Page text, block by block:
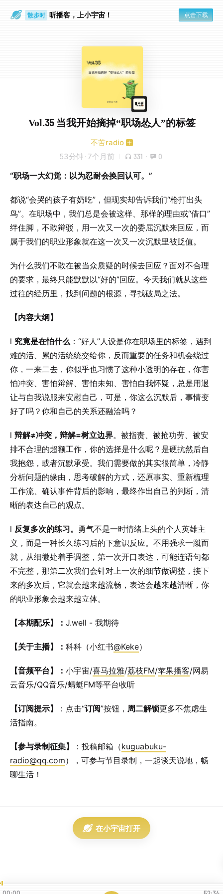
散步时 听播客，上小宇宙！ 点击下载
Vol.35 当我开始摘掉“职场怂人”的标签
不苦radio
53分钟 · 7个月前 331 · 0
“职场一大幻觉：以为忍耐会换回认可。”
都说“会哭的孩子有奶吃”，但现实却告诉我们“枪打出头
鸟”。在职场中，我们总是会被这样、那样的理由或“借口”
绊住脚，不敢辩驳，用一次又一次的委屈沉默来回应，而
属于我们的职业形象就在这一次又一次沉默里被贬值。
为什么我们不敢在被当众质疑的时候去回应？面对不合理
的要求，最终只能默默以“好的”回应。今天我们就从这些
过往的经历里，找到问题的根源，寻找破局之法。
【内容大纲】
l 究竟是在怕什么 ：“好人”人设是你在职场里的标签，遇到
难的活、累的活统统交给你，反而重要的任务和机会绕过
你，一来二去，你似乎也习惯了这种小透明的存在，你害
怕冲突、害怕辩解、害怕未知、害怕自我怀疑，总是用退
让与自我说服来安慰自己，可是，你这么沉默后，事情变
好了吗？你和自己的关系还融洽吗？
l 辩解≠冲突，辩解=树立边界。被指责、被抢功劳、被安
排不合理的超额工作，你的选择是什么呢？是硬抗然后自
我抱怨，或者沉默承受。我们需要做的其实很简单，冷静
分析问题的缘由，思考破解的方式，还原事实、重新梳理
工作流、确认事件背后的影响，最终作出自己的判断，清
晰的表达自己的观点。
l 反复多次的练习。 勇气不是一时情绪上头的个人英雄主
义，而是一种长久练习后的下意识反应。不用强求一蹴而
就，从细微处着手调整，第一次开口表达，可能连语句都
不完整，那第二次我们会针对上一次的细节做调整，接下
来的多次后，它就会越来越流畅，表达会越来越清晰，你
的职业形象会越来越立体。
【本期配乐】： J.well - 我期待
【关于主播】： 科科（小红书@Keke）
【音频平台】： 小宇宙/喜马拉雅/荔枝FM/苹果播客/网易
云音乐/QQ音乐/蜻蜓FM等平台收听
【订阅提示】 ：点击“订阅”按钮， 周二解锁更多不焦虑生
活指南。
【参与录制征集】 ：投稿邮箱（kuguabuku-
radio@qq.com），可参与节目录制，一起谈天说地，畅
聊生活！
在小宇宙打开